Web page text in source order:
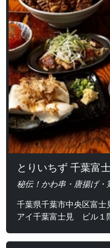
とりいちず 千葉富
秘伝！かわ串・唐揚げ・
千葉県千葉市中央区富
アイ千葉富士見 ビル１